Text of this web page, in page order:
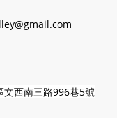
文西南三路996巷5號